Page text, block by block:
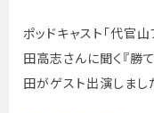
ポッドキャスト「代官
田高志さんに聞く『勝
田がゲスト出演しまし